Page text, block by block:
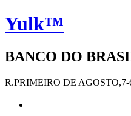
Yulk™
BANCO DO
R.PRIMEIRO DE